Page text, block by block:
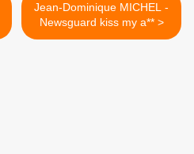
Jean-Dominique MICHEL -
Newsguard kiss my a** >